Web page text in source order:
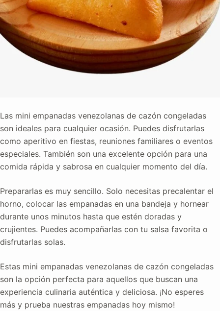
Las mini empanadas venezolanas de cazón congeladas
son ideales para cualquier ocasión. Puedes disfrutarlas
como aperitivo en fiestas, reuniones familiares o eventos
especiales. También son una excelente opción para una
comida rápida y sabrosa en cualquier momento del día.
Prepararlas es muy sencillo. Solo necesitas precalentar el
horno, colocar las empanadas en una bandeja y hornear
durante unos minutos hasta que estén doradas y
crujientes. Puedes acompañarlas con tu salsa favorita o
disfrutarlas solas.
Estas mini empanadas venezolanas de cazón congeladas
son la opción perfecta para aquellos que buscan una
experiencia culinaria auténtica y deliciosa. ¡No esperes
más y prueba nuestras empanadas hoy mismo!